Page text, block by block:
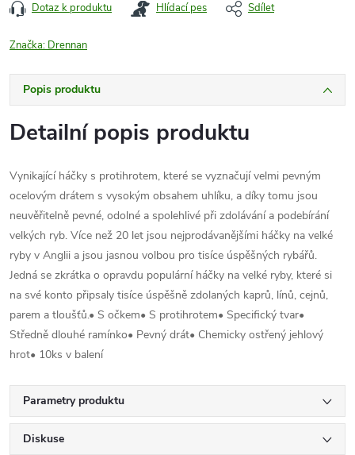
Dotaz k produktu Hlídací pes Sdílet
Značka: Drennan
Popis produktu
Detailní popis produktu
Vynikající háčky s protihrotem, které se vyznačují velmi pevným
ocelovým drátem s vysokým obsahem uhlíku, a díky tomu jsou
neuvěřitelně pevné, odolné a spolehlivé při zdolávání a podebírání
velkých ryb. Více než 20 let jsou nejprodávanějšími háčky na velké
ryby v Anglii a jsou jasnou volbou pro tisíce úspěšných rybářů.
Jedná se zkrátka o opravdu populární háčky na velké ryby, které si
na své konto připsaly tisíce úspěšně zdolaných kaprů, línů, cejnů,
parem a tloušťů.• S očkem• S protihrotem• Specifický tvar•
Středně dlouhé ramínko• Pevný drát• Chemicky ostřený jehlový
hrot• 10ks v balení
Parametry produktu
Diskuse